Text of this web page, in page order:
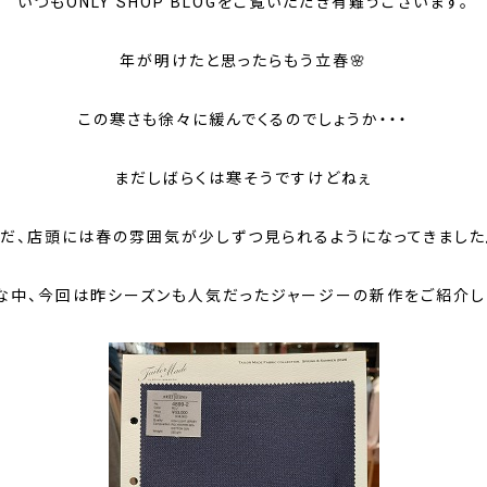
年が明けたと思ったらもう立春🌸
この寒さも徐々に緩んでくるのでしょうか・・・
まだしばらくは寒そうですけどねぇ
、店頭には春の雰囲気が少しずつ見られるようになってきまし
中、今回は昨シーズンも人気だったジャージーの新作をご紹介し